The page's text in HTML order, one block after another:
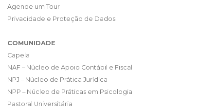
Agende um Tour
Privacidade e Proteção de Dados
COMUNIDADE
Capela
NAF – Núcleo de Apoio Contábil e Fiscal
NPJ – Núcleo de Prática Jurídica
NPP – Núcleo de Práticas em Psicologia
Pastoral Universitária